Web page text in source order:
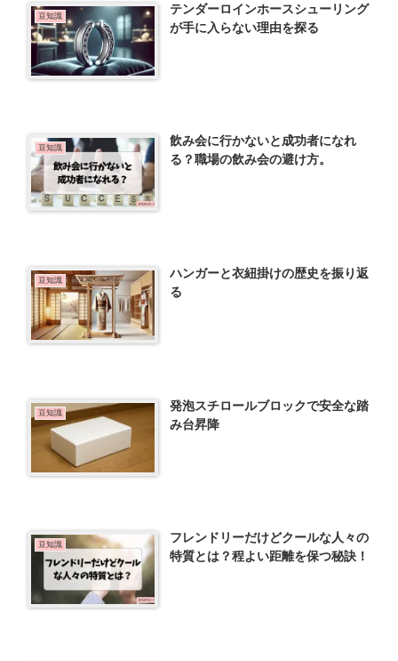
豆知識
テンダーロインホースシューリング
が手に入らない理由を探る
豆知識
飲み会に行かないと成功者になれ
る？職場の飲み会の避け方。
豆知識
ハンガーと衣紐掛けの歴史を振り返
る
豆知識
発泡スチロールブロックで安全な踏
み台昇降
豆知識
フレンドリーだけどクールな人々の
特質とは？程よい距離を保つ秘訣！